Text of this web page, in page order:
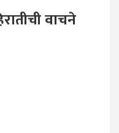
वाचने